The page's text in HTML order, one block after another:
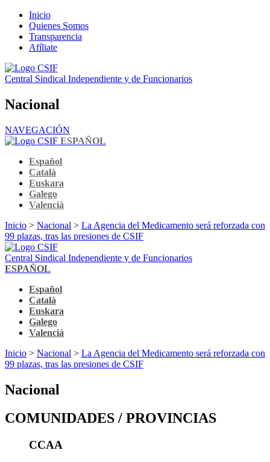
Inicio
Quienes Somos
Transparencia
Afíliate
Central Sindical Independiente y de Funcionarios
Nacional
NAVEGACIÓN
ESPAÑOL
Español
Català
Euskara
Galego
Valencià
Inicio > Nacional > La Agencia del Medicamento será reforzada con
99 plazas, tras las presiones de CSIF
Central Sindical Independiente y de Funcionarios
ESPAÑOL
Español
Català
Euskara
Galego
Valencià
Inicio > Nacional > La Agencia del Medicamento será reforzada con
99 plazas, tras las presiones de CSIF
Nacional
COMUNIDADES / PROVINCIAS
CCAA